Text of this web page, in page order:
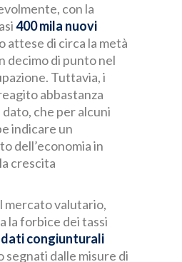
con la
400 mila nuovi
attese di circa la metà
decimo di punto nel
Tuttavia, i
abbastanza
che per alcuni
indicare un
dell’economia in
crescita
mercato valutario,
la forbice dei tassi
dati congiunturali
segnati dalle misure di